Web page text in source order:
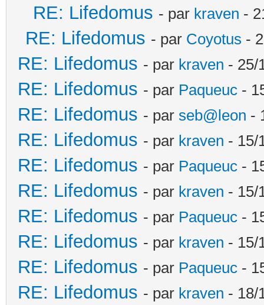
RE: Lifedomus - par kraven -
RE: Lifedomus - par Coyotus -
RE: Lifedomus - par kraven - 25/
RE: Lifedomus - par Paqueuc -
RE: Lifedomus - par seb@leon -
RE: Lifedomus - par kraven - 15/
RE: Lifedomus - par Paqueuc -
RE: Lifedomus - par kraven - 15/
RE: Lifedomus - par Paqueuc -
RE: Lifedomus - par kraven - 15/
RE: Lifedomus - par Paqueuc -
RE: Lifedomus - par kraven - 18/